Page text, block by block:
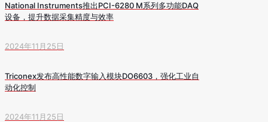
National Instruments推出PCI-6280 M系列多功能DAQ
设备，提升数据采集精度与效率
2024年11月25日
Triconex发布高性能数字输入模块DO6603，强化工业自
动化控制
2024年11月25日